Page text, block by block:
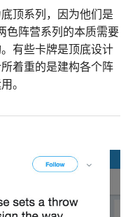
顶系列，因为他们是
色阵营系列的本质需要
有些卡牌是顶底设计
着重的是建构各个阵
。